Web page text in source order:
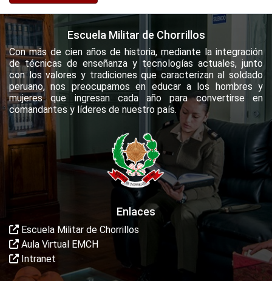
Escuela Militar de Chorrillos
Con más de cien años de historia, mediante la integración
de técnicas de enseñanza y tecnologías actuales, junto
con los valores y tradiciones que caracterizan al soldado
peruano, nos preocupamos en educar a los hombres y
mujeres que ingresan cada año para convertirse en
comandantes y líderes de nuestro país.
Enlaces
Escuela Militar de Chorrillos
Aula Virtual EMCH
Intranet